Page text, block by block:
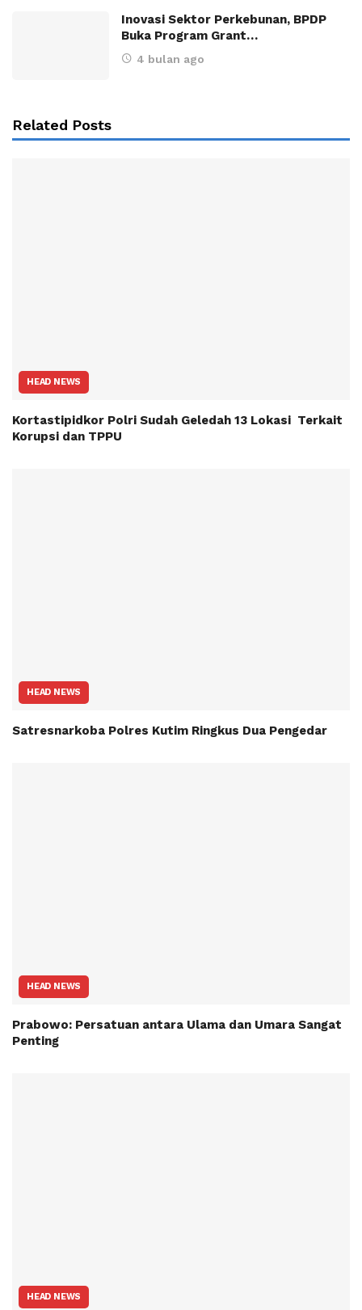
Inovasi Sektor Perkebunan, BPDP
Buka Program Grant…
4 bulan ago
Related Posts
HEAD NEWS
Kortastipidkor Polri Sudah Geledah 13 Lokasi Terkait
Korupsi dan TPPU
HEAD NEWS
Satresnarkoba Polres Kutim Ringkus Dua Pengedar
HEAD NEWS
Prabowo: Persatuan antara Ulama dan Umara Sangat
Penting
HEAD NEWS